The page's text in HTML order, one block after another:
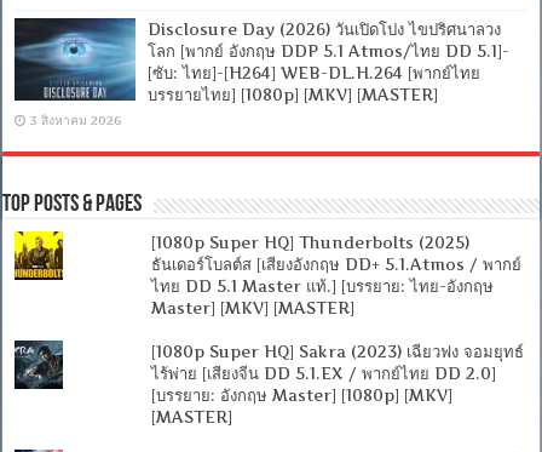
Disclosure Day (2026) วันเปิดโปง ไขปริศนาลวง
โลก [พากย์ อังกฤษ DDP 5.1 Atmos/ไทย DD 5.1]-
[ซับ: ไทย]-[H264] WEB-DL.H.264 [พากย์ไทย
บรรยายไทย] [1080p] [MKV] [MASTER]
3 สิงหาคม 2026
Top Posts & Pages
[1080p Super HQ] Thunderbolts (2025)
ธันเดอร์โบลต์ส [เสียงอังกฤษ DD+ 5.1.Atmos / พากย์
ไทย DD 5.1 Master แท้.] [บรรยาย: ไทย-อังกฤษ
Master] [MKV] [MASTER]
[1080p Super HQ] Sakra (2023) เฉียวฟง จอมยุทธ์
ไร้พ่าย [เสียงจีน DD 5.1.EX / พากย์ไทย DD 2.0]
[บรรยาย: อังกฤษ Master] [1080p] [MKV]
[MASTER]